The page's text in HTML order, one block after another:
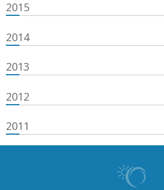
2015
2014
2013
2012
2011